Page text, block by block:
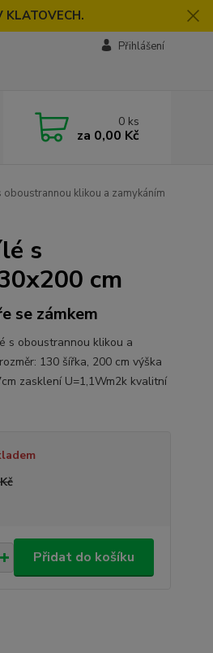
KLATOVECH.
Přihlášení
0 ks
za 0,00 Kč
klikou a zamykáním
s
cm
se zámkem
s oboustrannou klikou a
130 šířka, 200 cm výška
zasklení U=1,1Wm2k kvalitní
Přidat do košíku